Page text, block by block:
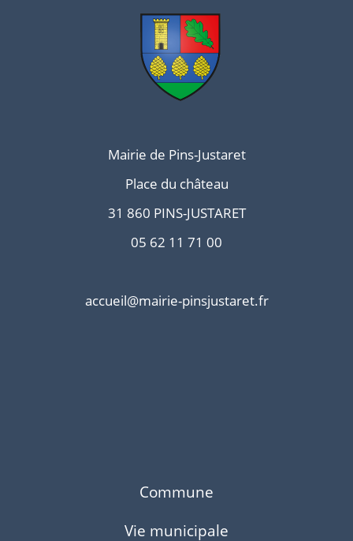
Mairie de Pins-Justaret
Place du château
31 860 PINS-JUSTARET
05 62 11 71 00
accueil@mairie-pinsjustaret.fr
Commune
Vie municipale